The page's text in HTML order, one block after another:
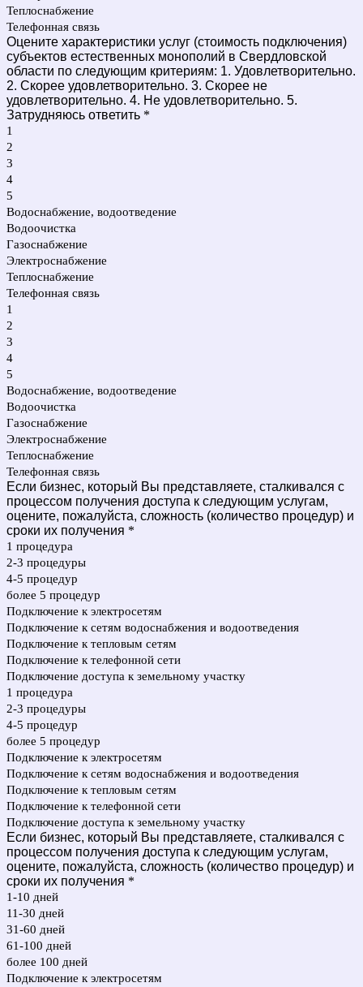
Теплоснабжение
Телефонная связь
Оцените характеристики услуг (стоимость подключения)
субъектов естественных монополий в Свердловской
области по следующим критериям: 1. Удовлетворительно.
2. Скорее удовлетворительно. 3. Скорее не
удовлетворительно. 4. Не удовлетворительно. 5.
Затрудняюсь ответить *
1
2
3
4
5
Водоснабжение, водоотведение
Водоочистка
Газоснабжение
Электроснабжение
Теплоснабжение
Телефонная связь
1
2
3
4
5
Водоснабжение, водоотведение
Водоочистка
Газоснабжение
Электроснабжение
Теплоснабжение
Телефонная связь
Если бизнес, который Вы представляете, сталкивался с
процессом получения доступа к следующим услугам,
оцените, пожалуйста, сложность (количество процедур) и
сроки их получения *
1 процедура
2-3 процедуры
4-5 процедур
более 5 процедур
Подключение к электросетям
Подключение к сетям водоснабжения и водоотведения
Подключение к тепловым сетям
Подключение к телефонной сети
Подключение доступа к земельному участку
1 процедура
2-3 процедуры
4-5 процедур
более 5 процедур
Подключение к электросетям
Подключение к сетям водоснабжения и водоотведения
Подключение к тепловым сетям
Подключение к телефонной сети
Подключение доступа к земельному участку
Если бизнес, который Вы представляете, сталкивался с
процессом получения доступа к следующим услугам,
оцените, пожалуйста, сложность (количество процедур) и
сроки их получения *
1-10 дней
11-30 дней
31-60 дней
61-100 дней
более 100 дней
Подключение к электросетям